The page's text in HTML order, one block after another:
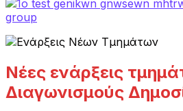
Νέες ενάρξεις
Διαγωνισμούς